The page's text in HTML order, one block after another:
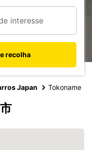
recolha
Japan Tokoname